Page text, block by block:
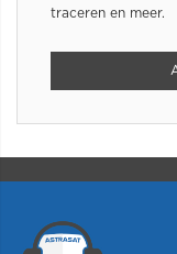
traceren en meer.